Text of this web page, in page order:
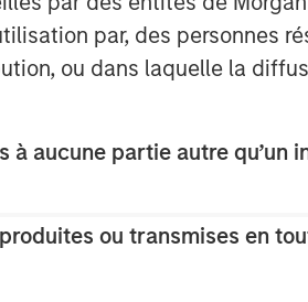
par, des personnes
ou dans laquelle la
aucune partie autre qu’un
ou transmises en